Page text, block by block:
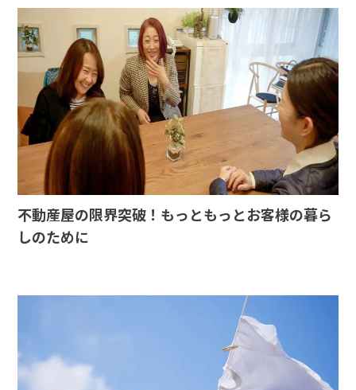
不動産屋の限界突破！もっともっとお客様の暮ら
しのために